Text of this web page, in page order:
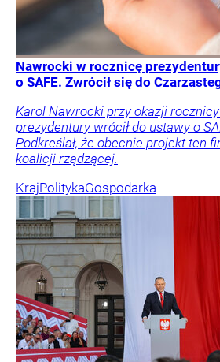
Nawrocki w rocznicę
o SAFE. Zwrócił się do
Karol Nawrocki przy okazji
prezydentury wrócił do ustawy o
Podkreślał, że obecnie projekt ten
koalicji rządzącej.
KrajPolitykaGospodarka